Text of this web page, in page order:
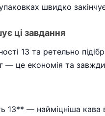
швидко
ці завдання
13 та ретельно
— це економія та
13** — найміцніша кава